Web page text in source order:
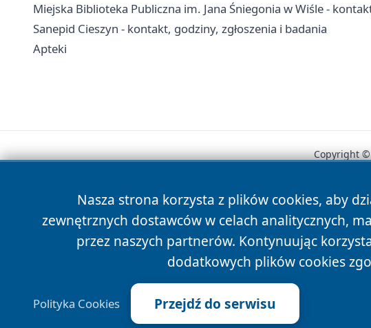
Miejska Biblioteka Publiczna im. Jana Śniegonia w Wiśle -
Sanepid Cieszyn - kontakt, godziny, zgłoszenia i badania
Apteki
Nasza strona korzysta z plików cookies, aby
zewnętrznych dostawców w celach analitycznych,
przez naszych partnerów. Kontynuując
dodatkowych plików cookies
Polityka Cookies Przejdź do serwisu
Copyright ©
News